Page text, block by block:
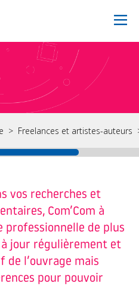
Freelances et artistes-auteurs
vos recherches et
Com’Com à
professionnelle de plus
à jour régulièrement et
l’ouvrage mais
pour pouvoir